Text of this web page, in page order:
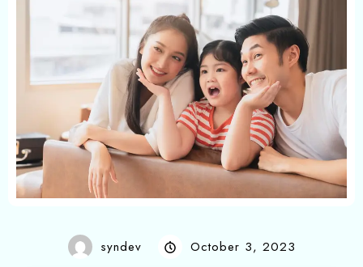
syndev October 3, 2023